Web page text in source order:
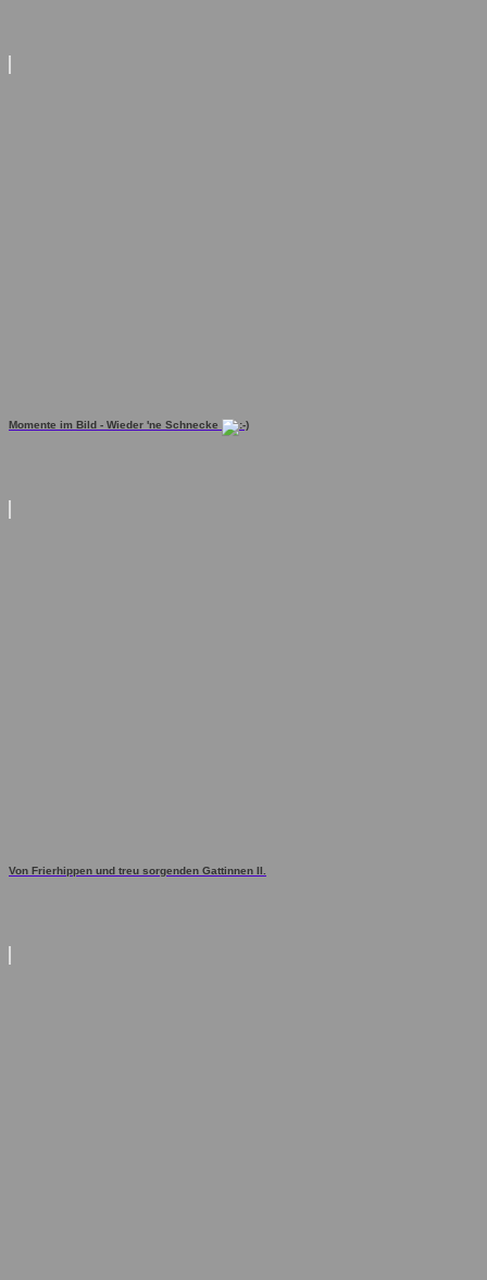
Momente im Bild - Wieder 'ne Schnecke
Von Frierhippen und treu sorgenden Gattinnen II.